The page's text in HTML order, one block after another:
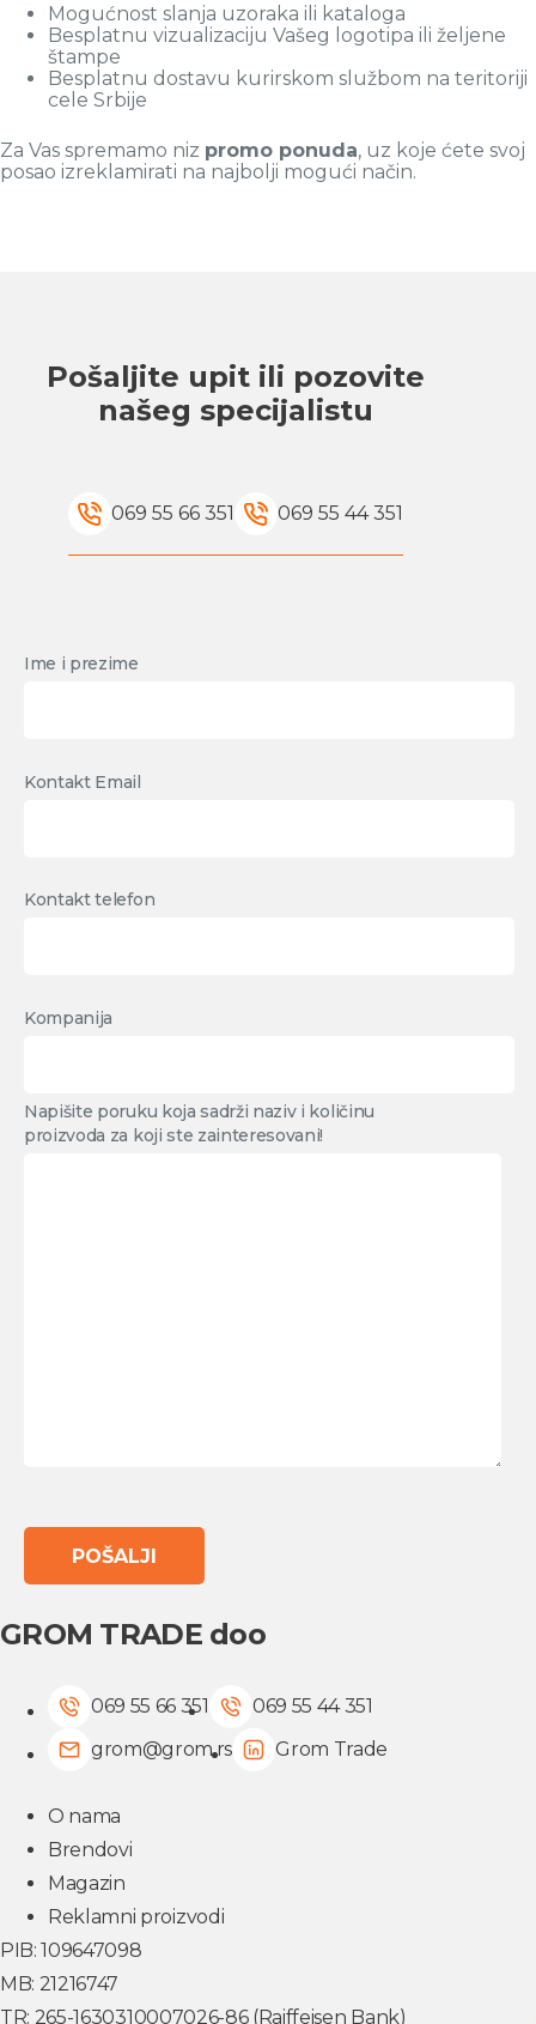
Mogućnost slanja uzoraka ili kataloga
Besplatnu vizualizaciju Vašeg logotipa ili željene
štampe
Besplatnu dostavu kurirskom službom na teritoriji
cele Srbije
Za Vas spremamo niz promo ponuda, uz koje ćete svoj
posao izreklamirati na najbolji mogući način.
Pošaljite upit ili pozovite
našeg specijalistu
069 55 66 351 069 55 44 351
Ime i prezime
Kontakt Email
Kontakt telefon
Kompanija
Napišite poruku koja sadrži naziv i količinu
proizvoda za koji ste zainteresovani!
GROM TRADE doo
069 55 66 351
069 55 44 351
grom@grom.rs
Grom Trade
O nama
Brendovi
Magazin
Reklamni proizvodi
PIB: 109647098
MB: 21216747
TR: 265-1630310007026-86 (Raiffeisen Bank)